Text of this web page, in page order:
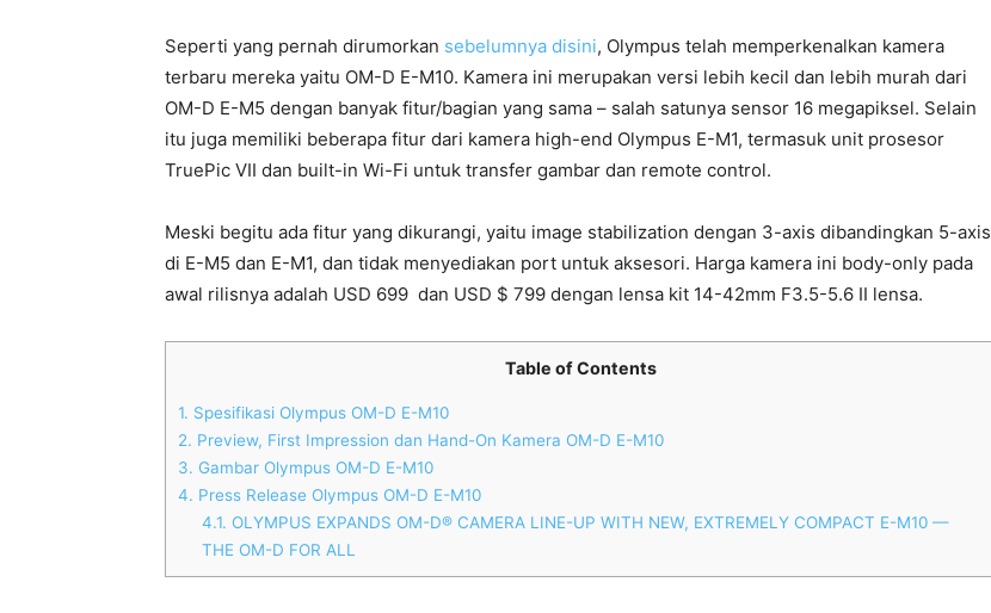
Seperti yang pernah dirumorkan sebelumnya disini, Olympus telah memperkenalkan kamera
terbaru mereka yaitu OM-D E-M10. Kamera ini merupakan versi lebih kecil dan lebih murah dari
OM-D E-M5 dengan banyak fitur/bagian yang sama – salah satunya sensor 16 megapiksel. Selain
itu juga memiliki beberapa fitur dari kamera high-end Olympus E-M1, termasuk unit prosesor
TruePic VII dan built-in Wi-Fi untuk transfer gambar dan remote control.
Meski begitu ada fitur yang dikurangi, yaitu image stabilization dengan 3-axis dibandingkan 5-axis
di E-M5 dan E-M1, dan tidak menyediakan port untuk aksesori. Harga kamera ini body-only pada
awal rilisnya adalah USD 699 dan USD $ 799 dengan lensa kit 14-42mm F3.5-5.6 II lensa.
Table of Contents
1. Spesifikasi Olympus OM-D E-M10
2. Preview, First Impression dan Hand-On Kamera OM-D E-M10
3. Gambar Olympus OM-D E-M10
4. Press Release Olympus OM-D E-M10
4.1. OLYMPUS EXPANDS OM-D® CAMERA LINE-UP WITH NEW, EXTREMELY COMPACT E-M10 —
THE OM-D FOR ALL